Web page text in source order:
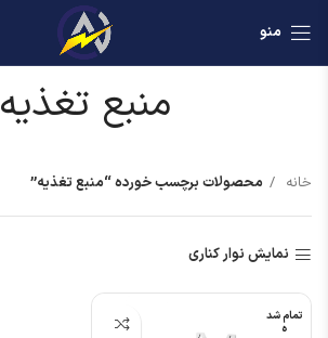
منو
منبع تغذیه
خانه محصولات برچسب خورده “منبع تغذیه”
نمایش نوار کناری
تمام شد
ه